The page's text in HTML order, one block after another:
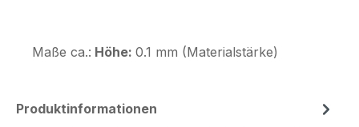
Maße ca.: Höhe: 0.1 mm (Materialstärke)
Produktinformationen